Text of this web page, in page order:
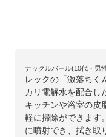
ナックルバール(10代・男
レックの「激落ちく
カリ電解水を配合し
キッチンや浴室の皮
軽に掃除ができます
に噴射でき、拭き取